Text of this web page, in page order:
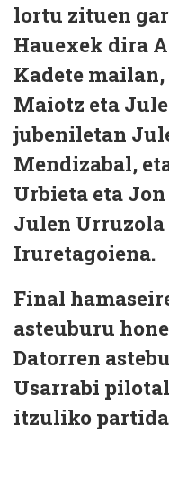
lortu zituen
Hauexek dira
Kadete
Maiotz eta
jubeniletan
Mendizabal,
Urbieta eta
Julen Urruzola
Iruretagoiena.
Final
asteuburu
Datorren
Usarrabi
itzuliko